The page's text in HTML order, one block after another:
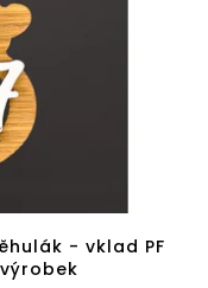
- vklad PF